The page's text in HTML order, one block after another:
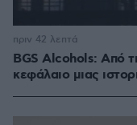
BGS Alcohols: Από
κεφάλαιο μιας
πριν 42 λεπτά